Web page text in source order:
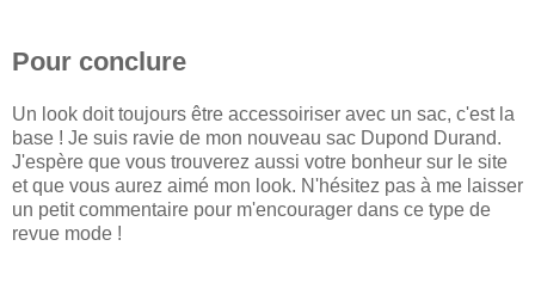
Pour conclure
Un look doit toujours être accessoiriser avec un sac, c'est la
base ! Je suis ravie de mon nouveau sac Dupond Durand.
J'espère que vous trouverez aussi votre bonheur sur le site
et que vous aurez aimé mon look. N'hésitez pas à me laisser
un petit commentaire pour m'encourager dans ce type de
revue mode !